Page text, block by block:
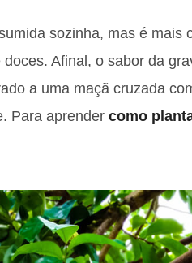
sozinha, mas é mais
Afinal, o sabor da
a uma maçã cruzada
Para aprender como